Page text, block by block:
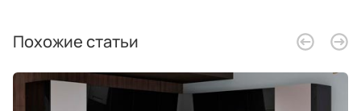
Похожие статьи